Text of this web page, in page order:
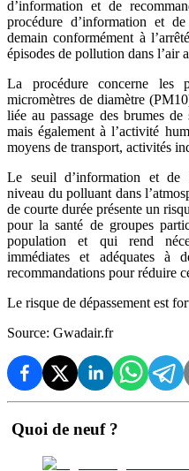
d’information et de
procédure d’information et
demain conformément à
épisodes de pollution dans l’air
La procédure concerne les
micromètres de diamètre
liée au passage des brumes de
mais également à l’activité
moyens de transport, activités
Le seuil d’information et de
niveau du polluant dans
de courte durée présente un
pour la santé de groupes
population et qui rend
immédiates et adéquates à
recommandations pour réduire
Le risque de dépassement est
Source: Gwadair.fr
Quoi de neuf ?